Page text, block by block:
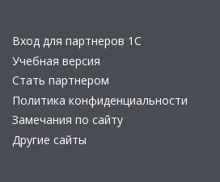
Вход для партнеров 1С
Учебная версия
Стать партнером
Политика конфиденциальности
Замечания по сайту
Другие сайты